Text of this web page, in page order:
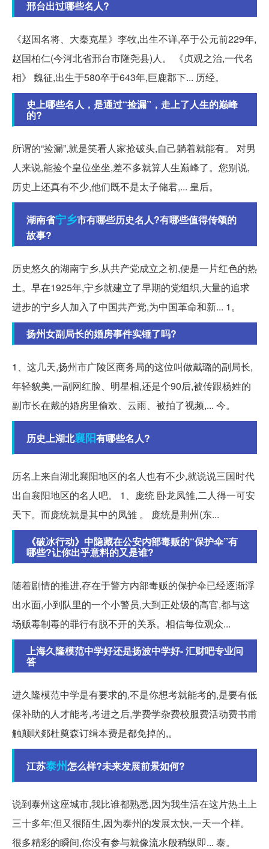
邢台出过哪些名人?
《赵国名将、大秦克星》李牧,出生不详,卒于公元前229年,
赵国柏仁(今河北省邢台市隆尧县)人。 《贞观之治,一代名
相》 魏征,出生于580卒于643年,巨鹿郡下... 历经。
史上哪些名人，是通过“捡漏”，走上了人生的巅峰
的?
所谓的“捡漏”,就是笑看人家抢破头,自己躺着就能有。 对男
人来说,能捡个皇位坐坐,差不多就算人生巅峰了。您别说,
历史上还真有不少,他们既不是太子储君,... 皇后。
湖南省宁乡市有哪些历史名人?有哪些值得传颂的
故事?
历史悠久的湖南宁乡,从共产党成立之初,便是一片红色的热
土。早在1925年,宁乡就建立了早期的党组织,大量的追求
进步的宁乡人加入了中国共产党,为中国革命和新... 1。
扬州女副局长的婚房事件实锤了吗?
1、这几天,扬州市广陵区商务局的这位叫做戴璐的副局长,
年轻貌美,一副网红脸、明星相,还是个90后,被传跟杨姓的
副市长在戴的婚房里偷欢、云雨、被拍了视频,... 今。
历史上湖北襄阳有哪些名人?
历名上来自湖北襄阳地区的名人也有不少,就说说三国时代
出自襄阳地区的名人吧。 1、庞统 卧龙凤雏,二人得一可安
天下。而庞统就是其中的凤雏 。 庞统是荆州(东...
《破冰行动》中隐藏在公安内部毒贩的“保护伞”有
哪些?让你出乎意料的又是谁?
随着剧情的推进,存在于警方内部毒贩的保护伞已经逐渐浮
出水面,小到队里的一个小警员,大到正处级的高官,都与这
场贩毒制毒的罪行有脱不开的关系。相信每位观众...
上海久隆模范中学好还是扬波中学好- 汇财吧专业问
答
进久隆模范中学是有要求的,不是你想考就能考的,是要有低
保补助的人才能考,考进之后,学费学杂费校服费活动费书甫
触颠吠郯杜奠森订缉本费是都免掉的,。
江苏泰州怎么样?未来发展前景如何?
说到泰州这座城市,我比谁都熟悉,因为我生活在这片热土上
三十多年;但又很陌生,因为泰州的发展太快,一天一个样。
很多精彩的瞬间,你没有参与就像流水般稍纵即... 泰。